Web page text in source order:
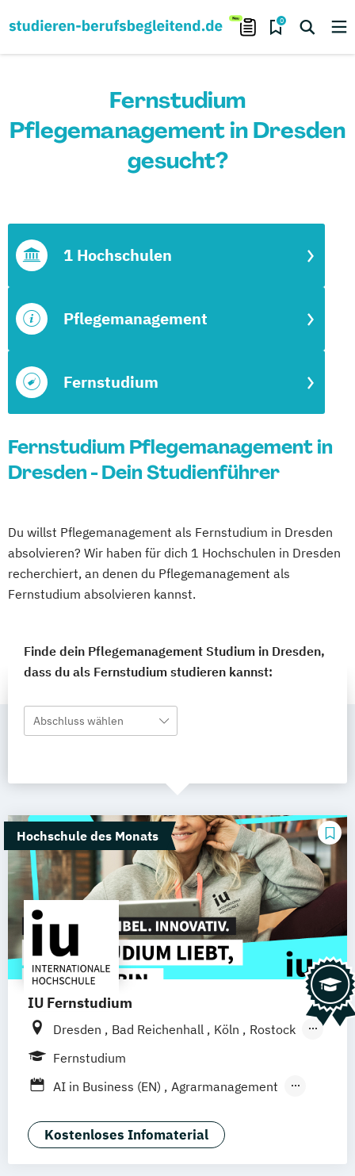
0
Fernstudium
Pflegemanagement in Dresden
gesucht?
Fernstudium
Pflegemanagement
1 Hochschulen
Fernstudium Pflegemanagement in
Dresden - Dein Studienführer
Du willst Pflegemanagement als Fernstudium in Dresden
absolvieren? Wir haben für dich 1 Hochschulen in Dresden
recherchiert, an denen du Pflegemanagement als
Fernstudium absolvieren kannst.
Finde dein Pflegemanagement Studium in Dresden,
dass du als Fernstudium studieren kannst:
Abschluss wählen
Hochschule des Monats
IU Fernstudium
Dresden Bad Reichenhall Köln
Rostock
Freiburg
Deggendorf Karlsruhe Kassel
Oberhausen Offenbach Saarbrücken
Neu-Ulm Graz Innsbruck Wien
Augsburg Freising Friedrichshafen
Fernstudium
AI in Business (EN)
Agrarmanagement
Angewandte Psychologie (DE/EN)
Applied Artificial Intelligence
Kostenloses Infomaterial